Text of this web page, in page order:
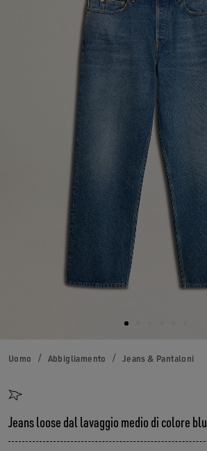
Uomo Abbigliamento Jeans & Pantaloni
Jeans loose dal lavaggio medio di colore blu